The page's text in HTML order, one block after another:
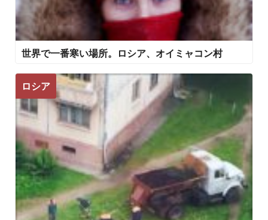
世界で一番寒い場所。ロシア、オイミャコン村
ロシア